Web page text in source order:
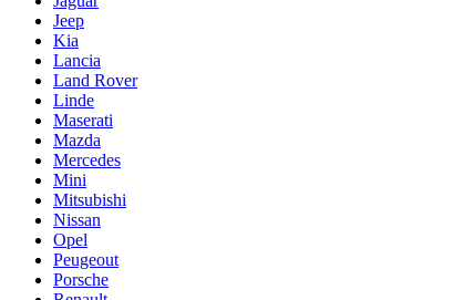
Jeep
Kia
Lancia
Land Rover
Linde
Maserati
Mazda
Mercedes
Mini
Mitsubishi
Nissan
Opel
Peugeout
Porsche